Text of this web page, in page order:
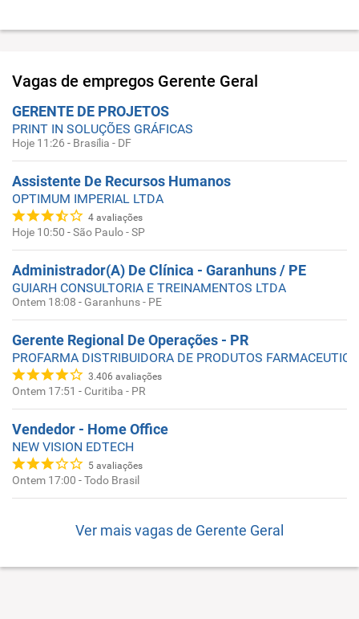
Vagas de empregos Gerente Geral
GERENTE DE PROJETOS
PRINT IN SOLUÇÕES GRÁFICAS
Hoje 11:26 - Brasília - DF
Assistente De Recursos Humanos
OPTIMUM IMPERIAL LTDA
4 avaliações
Hoje 10:50 -São Paulo - SP
Administrador(A) De Clínica - Garanhuns / PE
GUIARH CONSULTORIA E TREINAMENTOS LTDA
Ontem 18:08 - Garanhuns - PE
Gerente Regional De Operações - PR
PROFARMA DISTRIBUIDORA DE PRODUTOS
3.406 avaliações
Ontem 17:51 - Curitiba - PR
Vendedor - Home Office
NEW VISION EDTECH
5 avaliações
Ontem 17:00 -Todo Brasil
Ver mais vagas de Gerente Geral